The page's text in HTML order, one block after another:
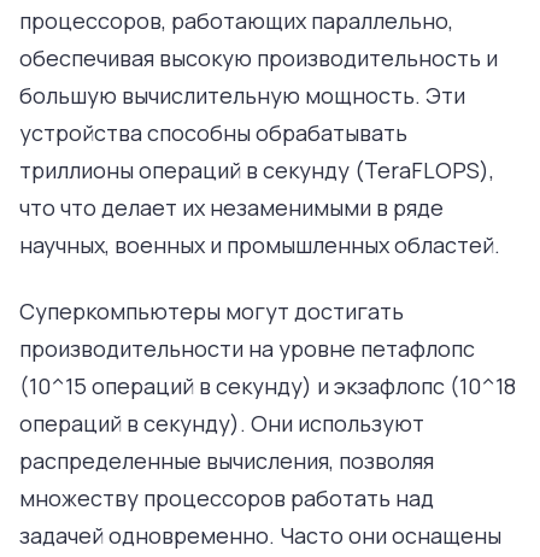
процессоров, работающих параллельно,
обеспечивая высокую производительность и
большую вычислительную мощность. Эти
устройства способны обрабатывать
триллионы операций в секунду (TeraFLOPS),
что что делает их незаменимыми в ряде
научных, военных и промышленных областей.
Суперкомпьютеры могут достигать
производительности на уровне петафлопс
(10^15 операций в секунду) и экзафлопс (10^18
операций в секунду). Они используют
распределенные вычисления, позволяя
множеству процессоров работать над
задачей одновременно. Часто они оснащены